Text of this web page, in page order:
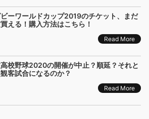
ーワールドカップ2019のチケット、まだ
える！購入方法はこちら！
Read More
校野球2020の開催が中止？順延？それと
客試合になるのか？
Read More